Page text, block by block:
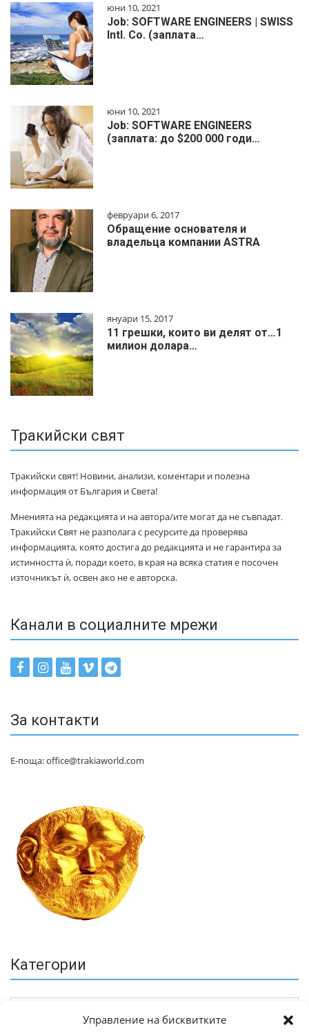
Управление на бисквитките
юни 10, 2021
Job: SOFTWARE ENGINEERS | SWISS
Intl. Co. (заплата…
юни 10, 2021
Job: SOFTWARE ENGINEERS
(заплата: до $200 000 годи…
февруари 6, 2017
Обращение основателя и
владельца компании ASTRA
януари 15, 2017
11 грешки, които ви делят от…1
милиoн дoлapa…
Тракийски свят
Тракийски свят! Новини, анализи, коментари и полезна
информация от България и Света!
Мненията на редакцията и на автора/ите могат да не съвпадат.
Тракийски Свят не разполага с ресурсите да проверява
информацията, която достига до редакцията и не гарантира за
истинността ѝ, поради което, в края на всяка статия е посочен
източникът ѝ, освен ако не е авторска.
Канали в социалните мрежи
За контакти
Е-поща: office@trakiaworld.com
Категории